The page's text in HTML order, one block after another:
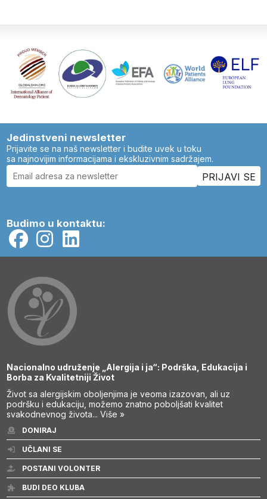
Jedinstveni newsletter
Prijavite se na naš newsletter i budite uvek u toku
sa najnovijim informacijama i ekskluzivnim sadržajem.
Budimo u kontaktu:
Nacionalno udruženje „Alergija i ja“: Podrška, Edukacija i
Borba za Kvalitetniji Život
Život sa alergijskim oboljenjima je veoma izazovan, ali uz
podršku i edukaciju, možemo znatno poboljšati kvalitet
svakodnevnog života...Više »
DONIRAJ
UČLANI SE
POSTANI VOLONTER
BUDI DEO KLUBA